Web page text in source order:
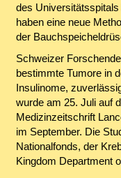
des
haben eine neue
der
Schweizer
bestimmte Tumore in
Insulinome,
wurde am 25. Juli auf
Medizinzeitschrift
im September. Die
Nationalfonds, der
Kingdom Department